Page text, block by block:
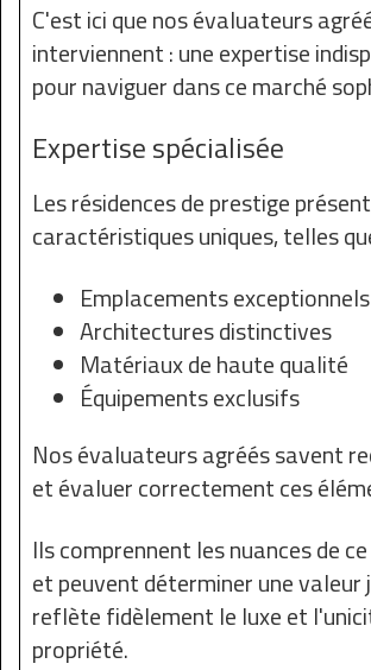
C'est ici que nos évaluateurs
interviennent : une expertise
pour naviguer dans ce marché
Expertise spécialisée
Les résidences de prestige
caractéristiques uniques, telles
Emplacements exceptionnels
Architectures distinctives
Matériaux de haute qualité
Équipements exclusifs
Nos évaluateurs agréés savent
et évaluer correctement ces
Ils comprennent les nuances de
et peuvent déterminer une valeur
reflète fidèlement le luxe et
propriété.